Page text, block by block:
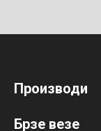
Производи
Брзе везе